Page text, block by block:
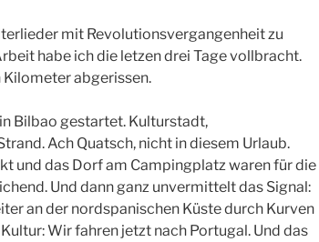
mit Revolutionsvergangenheit zu
habe ich die letzen drei Tage vollbracht.
Kilometer abgerissen.
Bilbao gestartet. Kulturstadt,
Ach Quatsch, nicht in diesem Urlaub.
und das Dorf am Campingplatz waren für die
Und dann ganz unvermittelt das Signal:
an der nordspanischen Küste durch Kurven
Wir fahren jetzt nach Portugal. Und das